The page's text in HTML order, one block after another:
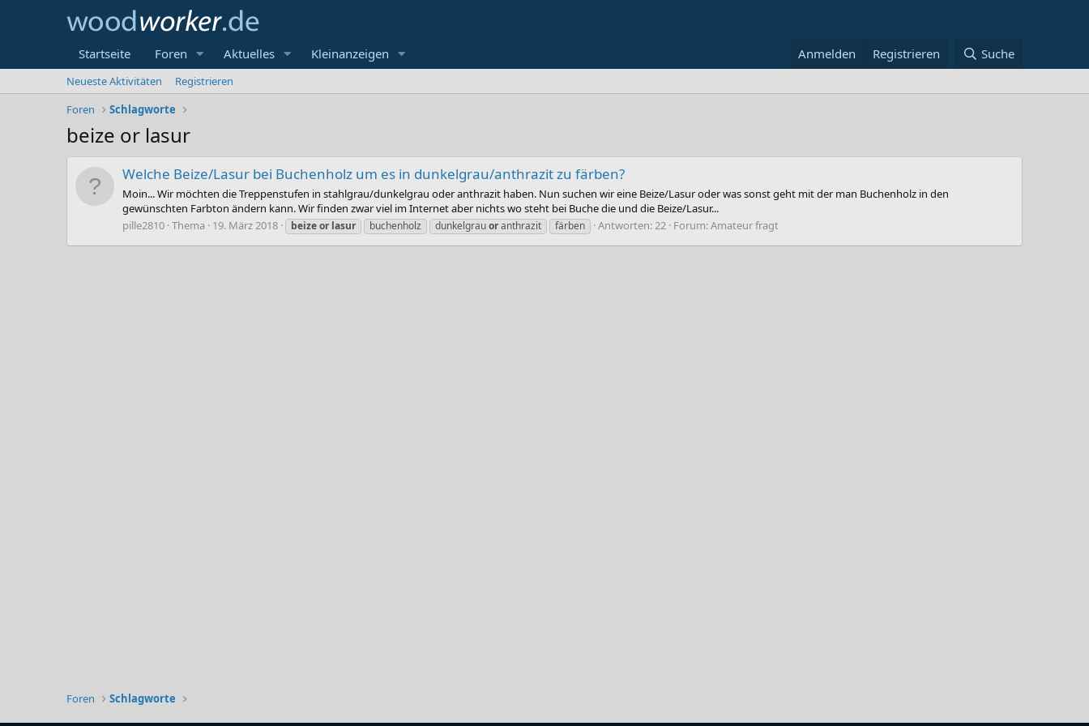
Startseite Foren Aktuelles Kleinanzeigen Anmelden Registrieren Suche
Neueste Aktivitäten
Registrieren
Foren
Schlagworte
beize or lasur
Welche Beize/Lasur bei Buchenholz um es in dunkelgrau/anthrazit zu färben?
Moin... Wir möchten die Treppenstufen in stahlgrau/dunkelgrau oder anthrazit haben. Nun suchen wir eine Beize/Lasur oder was sonst geht mit der man Buchenholz in den
gewünschten Farbton ändern kann. Wir finden zwar viel im Internet aber nichts wo steht bei Buche die und die Beize/Lasur...
pille2810 Thema 19. März 2018 beizeor lasur buchenholz dunkelgrauoranthrazit färben Antworten: 22 Forum:Amateur fragt
Foren Schlagworte